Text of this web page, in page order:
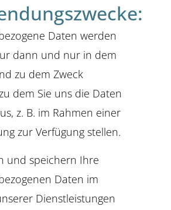
Daten werden
dann und nur in dem
zu dem Zweck
dem Sie uns die Daten
z. B. im Rahmen einer
zur Verfügung stellen.
und speichern Ihre
Daten im
Dienstleistungen